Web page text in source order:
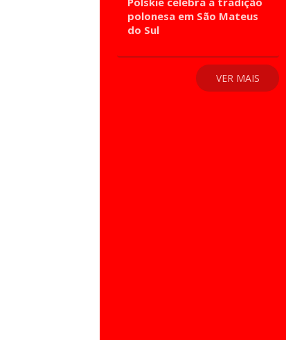
polonesa em São Mateus
do Sul
VER MAIS